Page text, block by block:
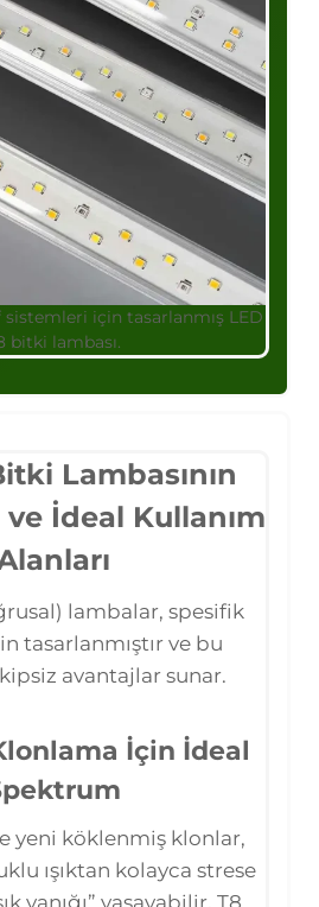
sistemleri için tasarlanmış LED
bitki lambası.
Lambasının
ve İdeal Kullanım
lambalar, spesifik
tasarlanmıştır ve bu
avantajlar sunar.
İçin İdeal
yeni köklenmiş klonlar,
ışıktan kolayca strese
yanığı” yaşayabilir. T8